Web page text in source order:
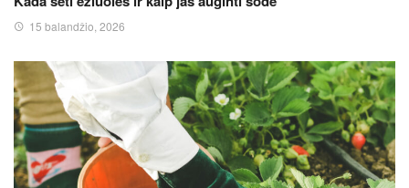
15 balandžio, 2026